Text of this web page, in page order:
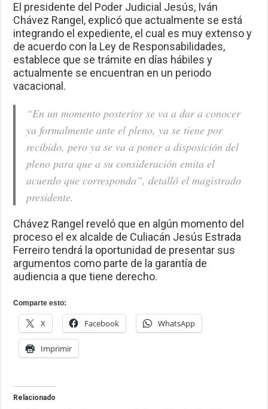
El presidente del Poder Judicial Jesús, Iván
Chávez Rangel, explicó que actualmente se está
integrando el expediente, el cual es muy extenso y
de acuerdo con la Ley de Responsabilidades,
establece que se trámite en días hábiles y
actualmente se encuentran en un periodo
vacacional.
“En un momento posterior se va a dar a conocer
ya formalmente ante el pleno, ya se tiene por
recibido, pero ya se va a poner a disposición del
pleno para que a su consideración emita el
acuerdo que corresponda”, detalló el magistrado
presidente.
Chávez Rangel reveló que en algún momento del
proceso el ex alcalde de Culiacán Jesús Estrada
Ferreiro tendrá la oportunidad de presentar sus
argumentos como parte de la garantía de
audiencia a que tiene derecho.
Comparte esto:
X Facebook WhatsApp
Imprimir
Relacionado